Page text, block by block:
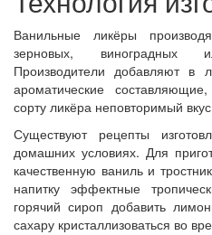
Ванильные ликёры
зерновых, виноградных
Производители добавляют в
ароматические
сорту ликёра неповторимый
Существуют рецепты
домашних условиях. Для
качественную ваниль и
напитку эффектные
горячий сироп добавить
сахару кристаллизоваться во